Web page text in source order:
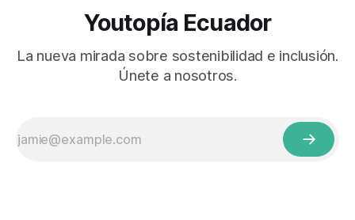
Youtopía Ecuador
La nueva mirada sobre sostenibilidad e inclusión.
Únete a nosotros.